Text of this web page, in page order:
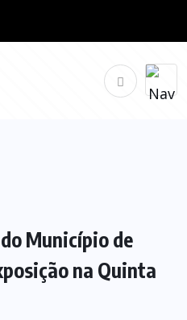
Município de
na Quinta